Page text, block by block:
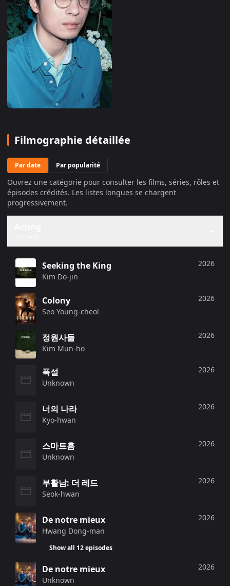
Filmographie détaillée
Par date Par popularité
Ouvrez une catégorie pour consulter les films, séries, rôles et
épisodes crédités. Les listes longues se chargent
progressivement.
Seeking the King
Kim Do-jin
2026
Colony
Seo Young-cheol
2026
정원사들
Kim Mun-ho
2026
폭설
Unknown
2026
너의 나라
Kyo-hwan
2026
스마트홈
Unknown
2026
부활남: 더 레드
Seok-hwan
2026
De notre mieux
Hwang Dong-man
Show all 12 episodes
2026
De notre mieux
Unknown
2026